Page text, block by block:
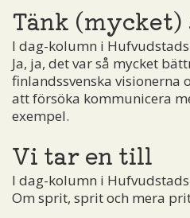
Tänk
I dag-kolumn i
Ja, ja, det var så mycket
finlandssvenska visionerna
att försöka kommunicera
exempel.
Vi tar en till
I dag-kolumn i
Om sprit, sprit och mera